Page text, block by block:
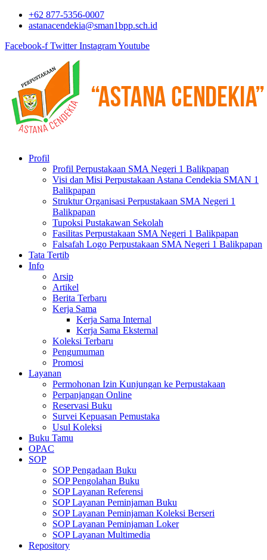
+62 877-5356-0007
astanacendekia@sman1bpp.sch.id
Facebook-f Twitter InstagramYoutube
Profil
Profil Perpustakaan SMA Negeri 1 Balikpapan
Visi dan Misi Perpustakaan Astana Cendekia SMAN 1
Balikpapan
Struktur Organisasi Perpustakaan SMA Negeri 1
Balikpapan
Tupoksi Pustakawan Sekolah
Fasilitas Perpustakaan SMA Negeri 1 Balikpapan
Falsafah Logo Perpustakaan SMA Negeri 1 Balikpapan
Tata Tertib
Info
Arsip
Artikel
Berita Terbaru
Kerja Sama
Kerja Sama Internal
Kerja Sama Eksternal
Koleksi Terbaru
Pengumuman
Promosi
Layanan
Permohonan Izin Kunjungan ke Perpustakaan
Perpanjangan Online
Reservasi Buku
Survei Kepuasan Pemustaka
Usul Koleksi
Buku Tamu
OPAC
SOP
SOP Pengadaan Buku
SOP Pengolahan Buku
SOP Layanan Referensi
SOP Layanan Peminjaman Buku
SOP Layanan Peminjaman Koleksi Berseri
SOP Layanan Peminjaman Loker
SOP Layanan Multimedia
Repository